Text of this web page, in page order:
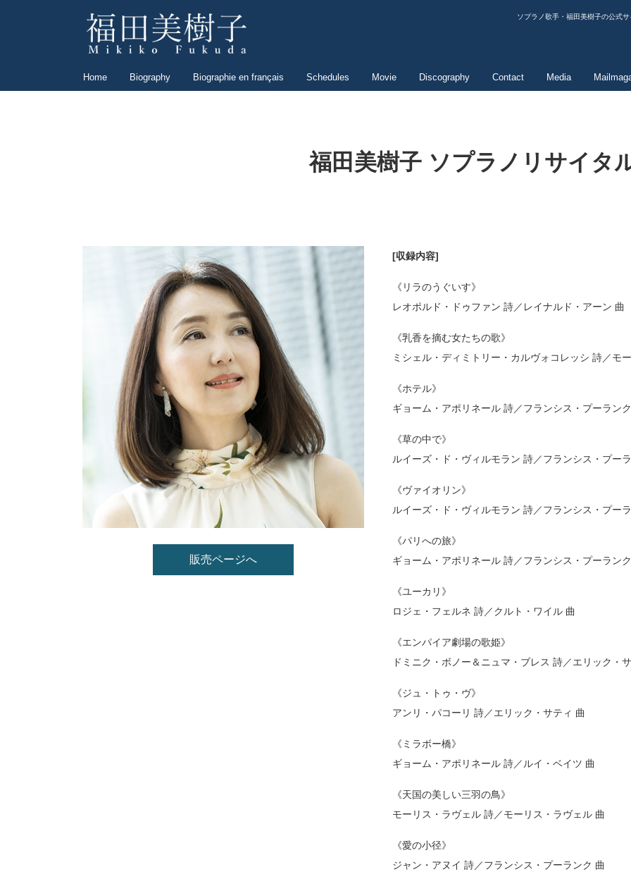
ソプラノ歌手・福田美樹子の公式
Home Biography Biographie en français Schedules Movie Discography Contact Media
福田美樹子 ソプラノリサイタ
販売ページへ
[収録内容]
《リラのうぐいす》
レオポルド・ドゥファン 詩／レイナルド・アーン 曲
《乳香を摘む女たちの歌》
ミシェル・ディミトリー・カルヴォコレッシ 詩／モ
《ホテル》
ギョーム・アポリネール 詩／フランシス・プーラン
《草の中で》
ルイーズ・ド・ヴィルモラン 詩／フランシス・プー
《ヴァイオリン》
ルイーズ・ド・ヴィルモラン 詩／フランシス・プー
《パリへの旅》
ギョーム・アポリネール 詩／フランシス・プーラン
《ユーカリ》
ロジェ・フェルネ 詩／クルト・ワイル 曲
《エンパイア劇場の歌姫》
ドミニク・ボノー＆ニュマ・ブレス 詩／エリック・
《ジュ・トゥ・ヴ》
アンリ・パコーリ 詩／エリック・サティ 曲
《ミラボー橋》
ギョーム・アポリネール 詩／ルイ・ベイツ 曲
《天国の美しい三羽の鳥》
モーリス・ラヴェル 詩／モーリス・ラヴェル 曲
《愛の小径》
ジャン・アヌイ 詩／フランシス・プーランク 曲